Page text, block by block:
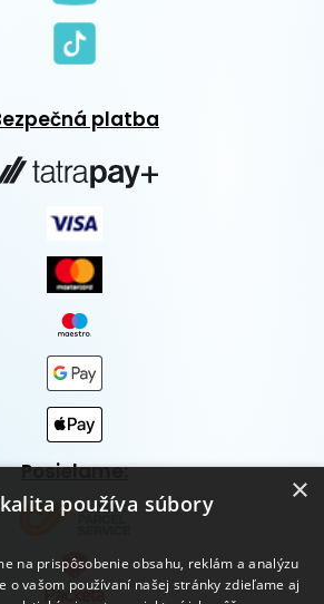
platba
Posielame: ×
používa súbory
na prispôsobenie obsahu, reklám a analýzu
o vašom používaní našej stránky zdieľame aj